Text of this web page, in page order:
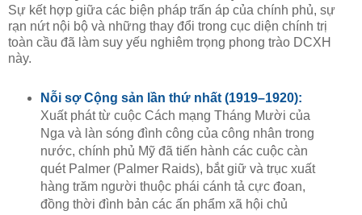
Sự kết hợp giữa các biện pháp trấn áp của chính phủ, sự
rạn nứt nội bộ và những thay đổi trong cục diện chính trị
toàn cầu đã làm suy yếu nghiêm trọng phong trào DCXH
này.
Nỗi sợ Cộng sản lần thứ nhất (1919–1920):
Xuất phát từ cuộc Cách mạng Tháng Mười của
Nga và làn sóng đình công của công nhân trong
nước, chính phủ Mỹ đã tiến hành các cuộc càn
quét Palmer (Palmer Raids), bắt giữ và trục xuất
hàng trăm người thuộc phái cánh tả cực đoan,
đồng thời đình bản các ấn phẩm xã hội chủ